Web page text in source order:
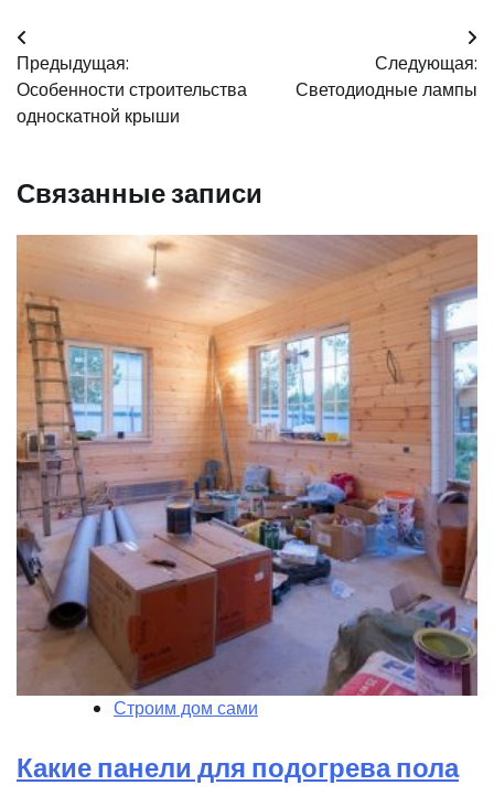
Навигация
по
записям
Предыдущая:
Особенности строительства
односкатной крыши
Следующая:
Светодиодные лампы
Связанные записи
Строим дом сами
Какие панели для подогрева пола